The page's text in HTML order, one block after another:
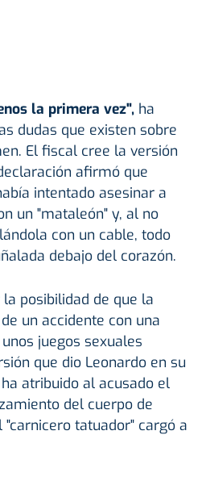
la primera vez", ha
dudas que existen sobre
El fiscal cree la versión
afirmó que
intentado asesinar a
un "mataleón" y, al no
con un cable, todo
debajo del corazón.
posibilidad de que la
un accidente con una
juegos sexuales
que dio Leonardo en su
atribuido al acusado el
del cuerpo de
tatuador" cargó a